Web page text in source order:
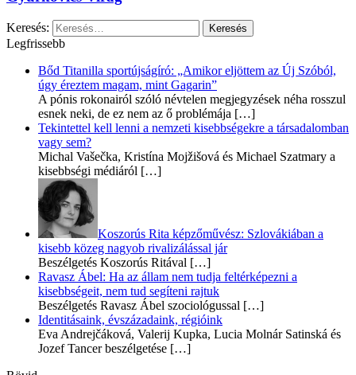
Keresés:
Legfrissebb
Bőd Titanilla sportújságíró: „Amikor eljöttem az Új Szóból,
úgy éreztem magam, mint Gagarin”
A pónis rokonairól szóló névtelen megjegyzések néha rosszul
esnek neki, de ez nem az ő problémája […]
Tekintettel kell lenni a nemzeti kisebbségekre a társadalomban
vagy sem?
Michal Vašečka, Kristína Mojžišová és Michael Szatmary a
kisebbségi médiáról […]
Koszorús Rita képzőművész: Szlovákiában a
kisebb közeg nagyob rivalizálással jár
Beszélgetés Koszorús Ritával […]
Ravasz Ábel: Ha az állam nem tudja feltérképezni a
kisebbségeit, nem tud segíteni rajtuk
Beszélgetés Ravasz Ábel szociológussal […]
Identitásaink, évszázadaink, régióink
Eva Andrejčáková, Valerij Kupka, Lucia Molnár Satinská és
Jozef Tancer beszélgetése […]